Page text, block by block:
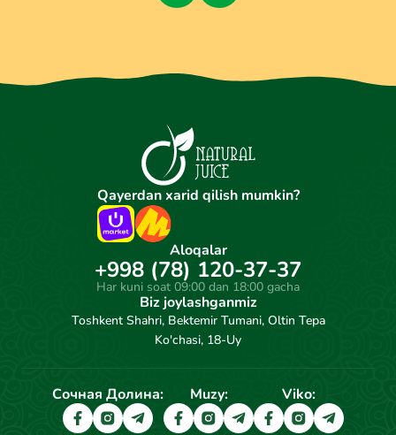
Qayerdan xarid qilish mumkin?
Aloqalar
+998 (78) 120-37-37
Har kuni soat 09:00 dan 18:00 gacha
Biz joylashganmiz
Toshkent Shahri, Bektemir Tumani, Oltin Tepa
Ko'chasi, 18-Uy
Сочная Долина: Muzy: Viko: